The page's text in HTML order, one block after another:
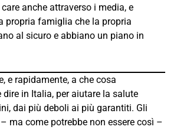
anche attraverso i media, e
propria famiglia che la propria
al sicuro e abbiano un piano in
e rapidamente, a che cosa
dire in Italia, per aiutare la salute
dai più deboli ai più garantiti. Gli
ma come potrebbe non essere così –